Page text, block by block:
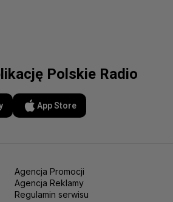
Polskie Radio
App Store
Agencja Promocji
Agencja Reklamy
Regulamin serwisu